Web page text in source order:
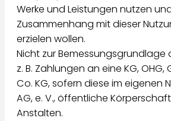
Werke und Leistungen nutzen
Zusammenhang mit dieser
erzielen wollen.
Nicht zur Bemessungsgrundlage
z. B. Zahlungen an eine KG, OHG,
Co. KG, sofern diese im eigenen
AG, e. V., öffentliche
Anstalten.